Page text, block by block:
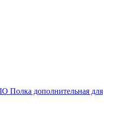
Полка дополнительная для